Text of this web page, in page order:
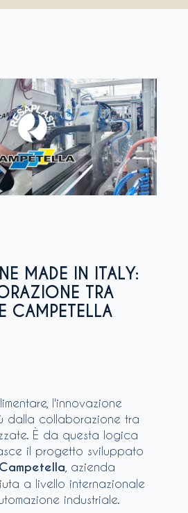
MADE IN ITALY:
TRA
CAMPETELLA
l'innovazione
dalla collaborazione tra
È da questa logica
il progetto sviluppato
Campetella , azienda
a livello internazionale
industriale.